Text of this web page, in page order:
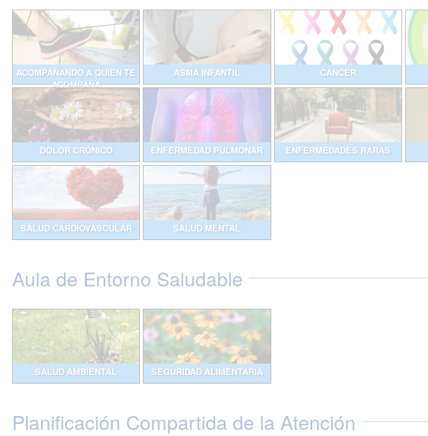
ACOMPAÑANDO A QUIEN TE
ACOMPAÑA
ASMA INFANTIL CÁNCER
DOLOR CRÓNICO ENFERMEDAD PULMONAR ENFERMEDADES RARAS
SALUD CARDIOVASCULAR SALUD MENTAL
Aula de Entorno Saludable
SALUD AMBIENTAL SEGURIDAD ALIMENTARIA
Planificación Compartida de la Atención